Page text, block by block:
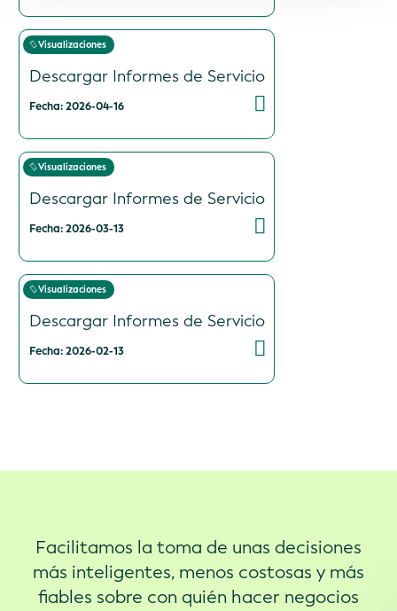
Visualizaciones
Descargar Informes de Servicio
Fecha: 2026-04-16
Visualizaciones
Descargar Informes de Servicio
Fecha: 2026-03-13
Visualizaciones
Descargar Informes de Servicio
Fecha: 2026-02-13
Facilitamos la toma de unas decisiones
más inteligentes, menos costosas y más
fiables sobre con quién hacer negocios